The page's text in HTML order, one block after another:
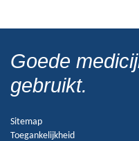
Goede
gebruikt.
Sitemap
Toegankelijkheid